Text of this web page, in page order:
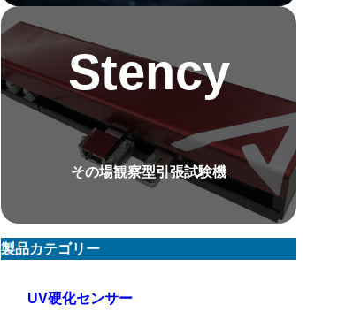
Stency
その場観察型引張試験機
製品カテゴリー
UV硬化センサー